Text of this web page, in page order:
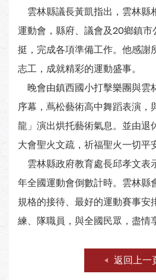
雲林縣議長黃凱指出，雲林縣
運動會，縣府、議會及20鄉鎮
挺，完成各項準備工作。他感謝
志工，成就精彩的運動盛事。
晚會由鎮西國小打擊樂團與雲
序幕，蔦松藝術高中舞蹈表演，
龍」演出烘托藝術氣息。並由退
大會聖火文疏，祈福聖火一切平
雲林縣政府教育處長邱孝文表
年全國運動會倒數計時。雲林縣
規格的接待、最好的運動賽事安
練、隊職員，與全國民眾，盡情
返回上一